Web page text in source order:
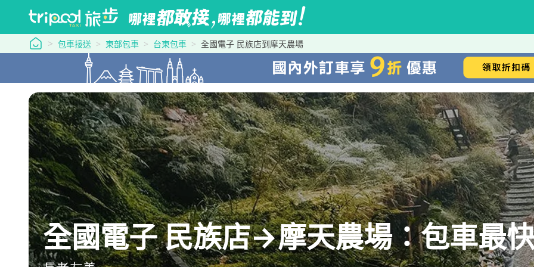
tripool 旅步
包車接送 東部包車 台東包車 全國電子 民族店到摩天農場
全國電子 民族店→摩天農場：包車最